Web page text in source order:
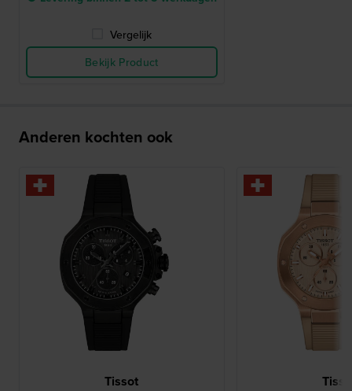
Vergelijk
Bekijk Product
Anderen kochten ook
Tissot